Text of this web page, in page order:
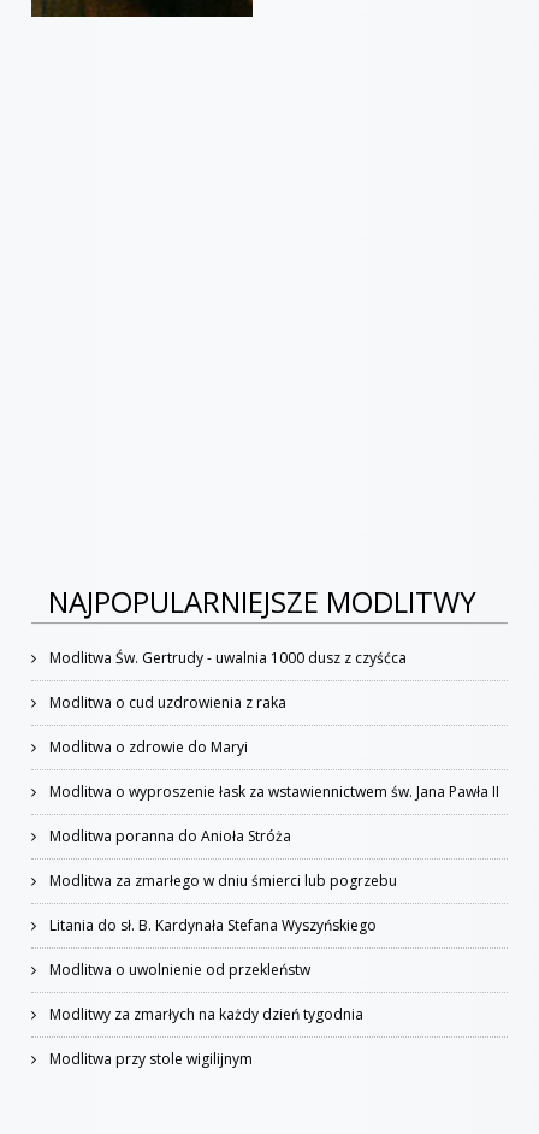
NAJPOPULARNIEJSZE MODLITWY
Modlitwa Św. Gertrudy - uwalnia 1000 dusz z czyśćca
Modlitwa o cud uzdrowienia z raka
Modlitwa o zdrowie do Maryi
Modlitwa o wyproszenie łask za wstawiennictwem św. Jana Pawła II
Modlitwa poranna do Anioła Stróża
Modlitwa za zmarłego w dniu śmierci lub pogrzebu
Litania do sł. B. Kardynała Stefana Wyszyńskiego
Modlitwa o uwolnienie od przekleństw
Modlitwy za zmarłych na każdy dzień tygodnia
Modlitwa przy stole wigilijnym